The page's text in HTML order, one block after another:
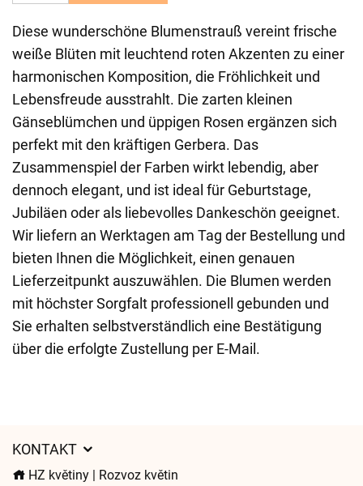
Diese wunderschöne Blumenstrauß vereint frische
weiße Blüten mit leuchtend roten Akzenten zu einer
harmonischen Komposition, die Fröhlichkeit und
Lebensfreude ausstrahlt. Die zarten kleinen
Gänseblümchen und üppigen Rosen ergänzen sich
perfekt mit den kräftigen Gerbera. Das
Zusammenspiel der Farben wirkt lebendig, aber
dennoch elegant, und ist ideal für Geburtstage,
Jubiläen oder als liebevolles Dankeschön geeignet.
Wir liefern an Werktagen am Tag der Bestellung und
bieten Ihnen die Möglichkeit, einen genauen
Lieferzeitpunkt auszuwählen. Die Blumen werden
mit höchster Sorgfalt professionell gebunden und
Sie erhalten selbstverständlich eine Bestätigung
über die erfolgte Zustellung per E-Mail.
KONTAKT
HZ květiny | Rozvoz květin